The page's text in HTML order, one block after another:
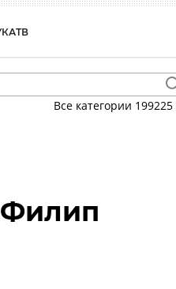
ТВ
Все категории 199225